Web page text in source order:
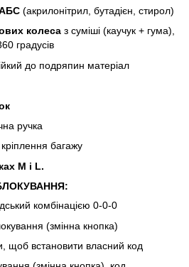
(акрилонітрил, бутадієн, стирол)
колеса з суміші (каучук + гума),
градусів
до подряпин матеріал
ручка
багажу
M і L.
комбінацією 0-0-0
(змінна кнопка)
щоб встановити власний код